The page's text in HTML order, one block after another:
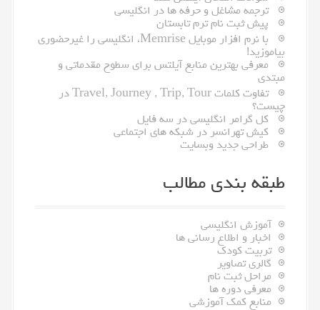
ترجمه مشاغل و حرفه ها در انگلیسی
پیش ثبت نام ترم تابستان
با نرم افزار موبایل Memrise، انگلیسی را غیرحضوری
بیاموزید!
معرفى بهترین منابع آیلتس براى سطوح مقدماتى و
مبتدى
تفاوت کلمات Travel, Journey , Trip, Tour در
چیست؟
کل گرامر انگلیسی در سه فایل
کیش تهرانسر در شبکه های اجتماعی
طراحی جدید وبسایت
طبقه بندی مطالب
آموزش انگلیسی
اخبار و اطلاع رسانی ها
تربیت کودک
گالری تصاویر
مراحل ثبت نام
معرفی دوره ها
منابع کمک آموزشی